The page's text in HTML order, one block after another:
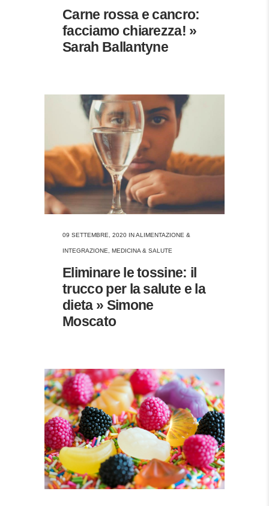
Carne rossa e cancro:
facciamo chiarezza! »
Sarah Ballantyne
09 SETTEMBRE, 2020 INALIMENTAZIONE &
INTEGRAZIONE MEDICINA & SALUTE
Eliminare le tossine: il
trucco per la salute e la
dieta » Simone
Moscato